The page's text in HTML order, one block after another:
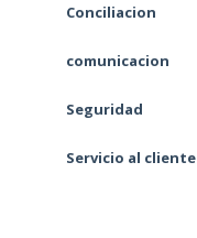
Conciliacion
comunicacion
Seguridad
Servicio al cliente